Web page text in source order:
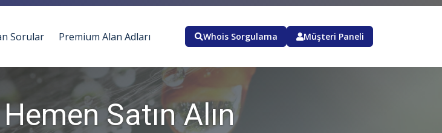
Sorular Premium Alan Adları Whois Sorgulama Müşteri Paneli
Satın Alın